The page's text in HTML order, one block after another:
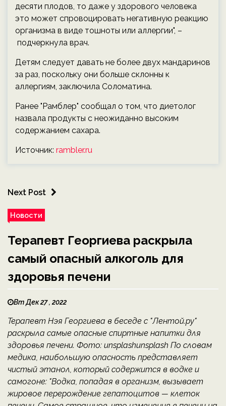
десяти плодов, то даже у здорового человека
это может спровоцировать негативную реакцию
организма в виде тошноты или аллергии", –
подчеркнула врач.
Детям следует давать не более двух мандаринов
за раз, поскольку они больше склонны к
аллергиям, заключила Соломатина.
Ранее "Рамблер" сообщал о том, что диетолог
назвала продукты с неожиданно высоким
содержанием сахара.
Источник: rambler.ru
Next Post
Новости
Терапевт Георгиева раскрыла
самый опасный алкоголь для
здоровья печени
Вт Дек 27 , 2022
Терапевт Нэя Георгиева в беседе с "Лентой.ру"
раскрыла самые опасные спиртные напитки для
здоровья печени. Фото: unsplashunsplash По словам
медика, наибольшую опасность представляет
чистый этанол, который содержится в водке и
самогоне: "Водка, попадая в организм, вызывает
жировое перерождение гепатоцитов — клеток